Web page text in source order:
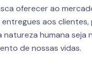
oferecer ao
aos
humana
de nossas vidas.